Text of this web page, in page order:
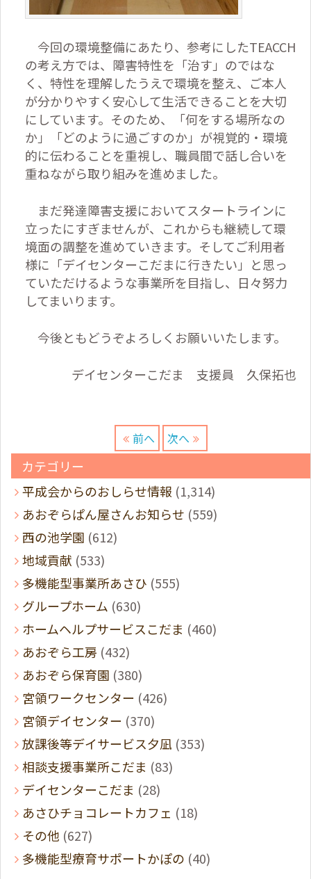
今回の環境整備にあたり、参考にしたTEACCH
の考え方では、障害特性を「治す」のではな
く、特性を理解したうえで環境を整え、ご本人
が分かりやすく安心して生活できることを大切
にしています。そのため、「何をする場所なの
か」「どのように過ごすのか」が視覚的・環境
的に伝わることを重視し、職員間で話し合いを
重ねながら取り組みを進めました。
まだ発達障害支援においてスタートラインに
立ったにすぎませんが、これからも継続して環
境面の調整を進めていきます。そしてご利用者
様に「デイセンターこだまに行きたい」と思っ
ていただけるような事業所を目指し、日々努力
してまいります。
今後ともどうぞよろしくお願いいたします。
デイセンターこだま 支援員 久保拓也
前へ 次へ
カテゴリー
平成会からのおしらせ情報 (1,314)
あおぞらぱん屋さんお知らせ (559)
西の池学園 (612)
地域貢献 (533)
多機能型事業所あさひ (555)
グループホーム (630)
ホームヘルプサービスこだま (460)
あおぞら工房 (432)
あおぞら保育園 (380)
宮領ワークセンター (426)
宮領デイセンター (370)
放課後等デイサービス夕凪 (353)
相談支援事業所こだま (83)
デイセンターこだま (28)
あさひチョコレートカフェ (18)
その他 (627)
多機能型療育サポートかぽの (40)